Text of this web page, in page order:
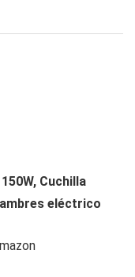
Cuchilla
eléctrico